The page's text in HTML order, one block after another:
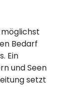
Bedarf
Ein
und Seen
setzt